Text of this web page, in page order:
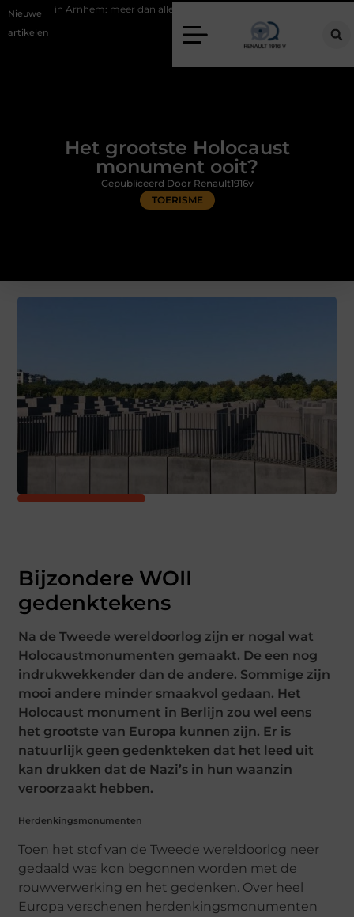
Nieuwe
artikelen
dan alleen een knipbeurt Barbecuevlees bestellen voor een
Het grootste Holocaust
monument ooit?
TOERISME
Gepubliceerd Door Renault1916v
Bijzondere WOII
gedenktekens
Na de Tweede wereldoorlog zijn er nogal wat
Holocaustmonumenten gemaakt. De een nog
indrukwekkender dan de andere. Sommige zijn
mooi andere minder smaakvol gedaan. Het
Holocaust monument in Berlijn zou wel eens
het grootste van Europa kunnen zijn. Er is
natuurlijk geen gedenkteken dat het leed uit
kan drukken dat de Nazi’s in hun waanzin
veroorzaakt hebben.
Herdenkingsmonumenten
Toen het stof van de Tweede wereldoorlog neer
gedaald was kon begonnen worden met de
rouwverwerking en het gedenken. Over heel
Europa verschenen herdenkingsmonumenten